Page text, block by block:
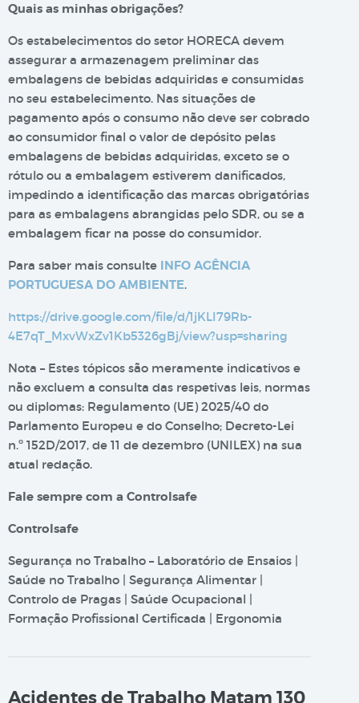
Quais as minhas obrigações?
Os estabelecimentos do setor HORECA devem
assegurar a armazenagem preliminar das
embalagens de bebidas adquiridas e consumidas
no seu estabelecimento. Nas situações de
pagamento após o consumo não deve ser cobrado
ao consumidor final o valor de depósito pelas
embalagens de bebidas adquiridas, exceto se o
rótulo ou a embalagem estiverem danificados,
impedindo a identificação das marcas obrigatórias
para as embalagens abrangidas pelo SDR, ou se a
embalagem ficar na posse do consumidor.
Para saber mais consulte INFO AGÊNCIA
PORTUGUESA DO AMBIENTE.
https://drive.google.com/file/d/1jKLI79Rb-
4E7qT_MxvWxZv1Kb5326gBj/view?usp=sharing
Nota – Estes tópicos são meramente indicativos e
não excluem a consulta das respetivas leis, normas
ou diplomas: Regulamento (UE) 2025/40 do
Parlamento Europeu e do Conselho; Decreto-Lei
n.º 152D/2017, de 11 de dezembro (UNILEX) na sua
atual redação.
Fale sempre com a Controlsafe
Controlsafe
Segurança no Trabalho – Laboratório de Ensaios |
Saúde no Trabalho | Segurança Alimentar |
Controlo de Pragas | Saúde Ocupacional |
Formação Profissional Certificada | Ergonomia
Acidentes de Trabalho Matam 130